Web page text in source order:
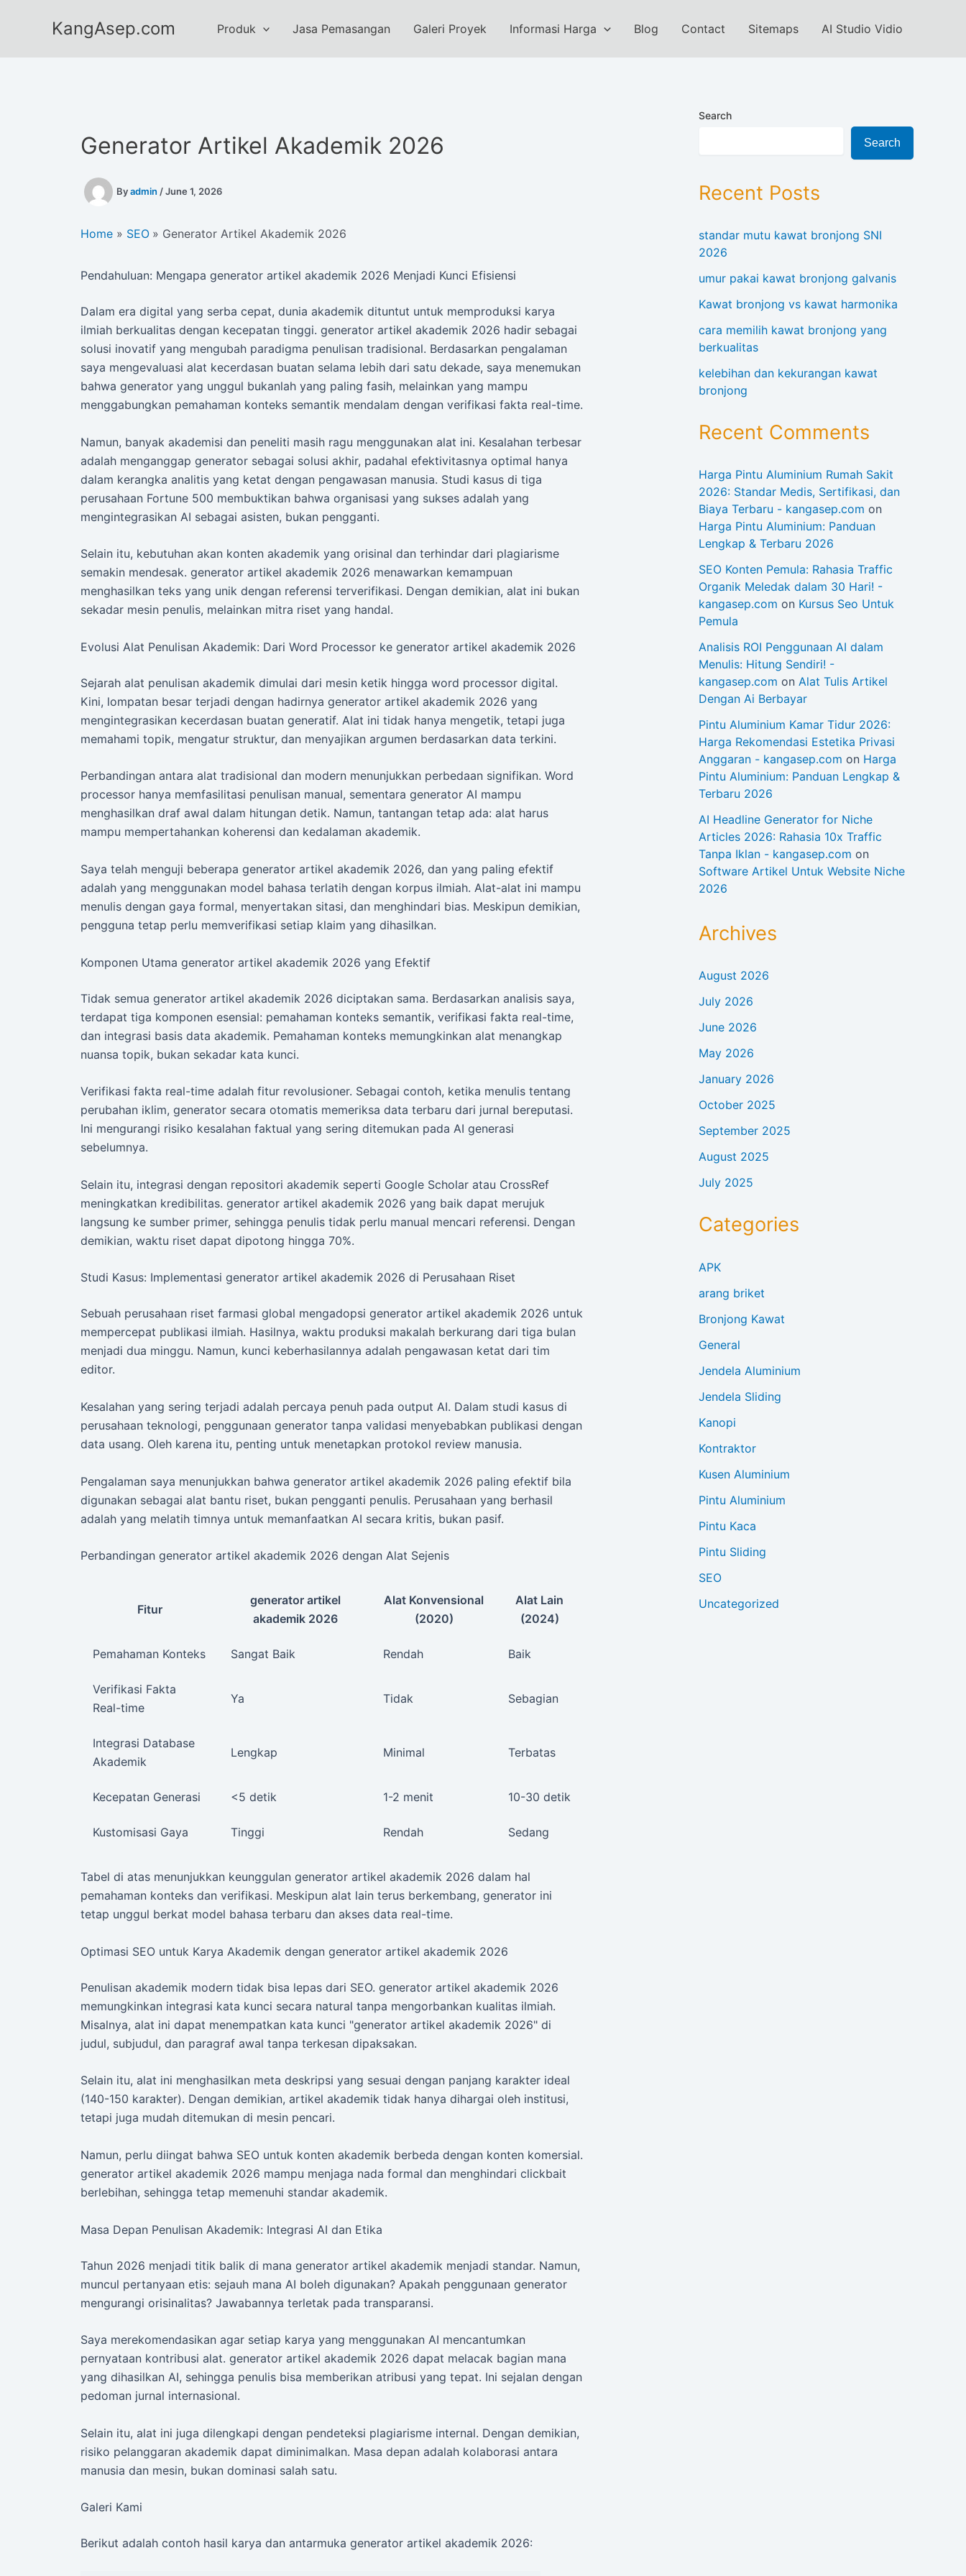
KangAsep.com Produk Jasa Pemasangan Galeri Proyek Informasi Harga Blog Contact Sitemaps AI Studio Vidio
Generator Artikel Akademik 2026
Byadmin /June 1, 2026
Home SEO Generator Artikel Akademik 2026
Pendahuluan: Mengapa generator artikel akademik 2026 Menjadi Kunci Efisiensi
Dalam era digital yang serba cepat, dunia akademik dituntut untuk memproduksi karya
ilmiah berkualitas dengan kecepatan tinggi. generator artikel akademik 2026 hadir sebagai
solusi inovatif yang mengubah paradigma penulisan tradisional. Berdasarkan pengalaman
saya mengevaluasi alat kecerdasan buatan selama lebih dari satu dekade, saya menemukan
bahwa generator yang unggul bukanlah yang paling fasih, melainkan yang mampu
menggabungkan pemahaman konteks semantik mendalam dengan verifikasi fakta real-time.
Namun, banyak akademisi dan peneliti masih ragu menggunakan alat ini. Kesalahan terbesar
adalah menganggap generator sebagai solusi akhir, padahal efektivitasnya optimal hanya
dalam kerangka analitis yang ketat dengan pengawasan manusia. Studi kasus di tiga
perusahaan Fortune 500 membuktikan bahwa organisasi yang sukses adalah yang
mengintegrasikan AI sebagai asisten, bukan pengganti.
Selain itu, kebutuhan akan konten akademik yang orisinal dan terhindar dari plagiarisme
semakin mendesak. generator artikel akademik 2026 menawarkan kemampuan
menghasilkan teks yang unik dengan referensi terverifikasi. Dengan demikian, alat ini bukan
sekadar mesin penulis, melainkan mitra riset yang handal.
Evolusi Alat Penulisan Akademik: Dari Word Processor ke generator artikel akademik 2026
Sejarah alat penulisan akademik dimulai dari mesin ketik hingga word processor digital.
Kini, lompatan besar terjadi dengan hadirnya generator artikel akademik 2026 yang
mengintegrasikan kecerdasan buatan generatif. Alat ini tidak hanya mengetik, tetapi juga
memahami topik, mengatur struktur, dan menyajikan argumen berdasarkan data terkini.
Perbandingan antara alat tradisional dan modern menunjukkan perbedaan signifikan. Word
processor hanya memfasilitasi penulisan manual, sementara generator AI mampu
menghasilkan draf awal dalam hitungan detik. Namun, tantangan tetap ada: alat harus
mampu mempertahankan koherensi dan kedalaman akademik.
Saya telah menguji beberapa generator artikel akademik 2026, dan yang paling efektif
adalah yang menggunakan model bahasa terlatih dengan korpus ilmiah. Alat-alat ini mampu
menulis dengan gaya formal, menyertakan sitasi, dan menghindari bias. Meskipun demikian,
pengguna tetap perlu memverifikasi setiap klaim yang dihasilkan.
Komponen Utama generator artikel akademik 2026 yang Efektif
Tidak semua generator artikel akademik 2026 diciptakan sama. Berdasarkan analisis saya,
terdapat tiga komponen esensial: pemahaman konteks semantik, verifikasi fakta real-time,
dan integrasi basis data akademik. Pemahaman konteks memungkinkan alat menangkap
nuansa topik, bukan sekadar kata kunci.
Verifikasi fakta real-time adalah fitur revolusioner. Sebagai contoh, ketika menulis tentang
perubahan iklim, generator secara otomatis memeriksa data terbaru dari jurnal bereputasi.
Ini mengurangi risiko kesalahan faktual yang sering ditemukan pada AI generasi
sebelumnya.
Selain itu, integrasi dengan repositori akademik seperti Google Scholar atau CrossRef
meningkatkan kredibilitas. generator artikel akademik 2026 yang baik dapat merujuk
langsung ke sumber primer, sehingga penulis tidak perlu manual mencari referensi. Dengan
demikian, waktu riset dapat dipotong hingga 70%.
Studi Kasus: Implementasi generator artikel akademik 2026 di Perusahaan Riset
Sebuah perusahaan riset farmasi global mengadopsi generator artikel akademik 2026 untuk
mempercepat publikasi ilmiah. Hasilnya, waktu produksi makalah berkurang dari tiga bulan
menjadi dua minggu. Namun, kunci keberhasilannya adalah pengawasan ketat dari tim
editor.
Kesalahan yang sering terjadi adalah percaya penuh pada output AI. Dalam studi kasus di
perusahaan teknologi, penggunaan generator tanpa validasi menyebabkan publikasi dengan
data usang. Oleh karena itu, penting untuk menetapkan protokol review manusia.
Pengalaman saya menunjukkan bahwa generator artikel akademik 2026 paling efektif bila
digunakan sebagai alat bantu riset, bukan pengganti penulis. Perusahaan yang berhasil
adalah yang melatih timnya untuk memanfaatkan AI secara kritis, bukan pasif.
Perbandingan generator artikel akademik 2026 dengan Alat Sejenis
Fitur
generator artikel
akademik 2026
Alat Konvensional
(2020)
Alat Lain
(2024)
Pemahaman Konteks Sangat Baik Rendah Baik
Verifikasi Fakta
Real-time
Ya Tidak Sebagian
Integrasi Database
Akademik
Lengkap Minimal Terbatas
Kecepatan Generasi <5 detik 1-2 menit 10-30 detik
Kustomisasi Gaya Tinggi Rendah Sedang
Tabel di atas menunjukkan keunggulan generator artikel akademik 2026 dalam hal
pemahaman konteks dan verifikasi. Meskipun alat lain terus berkembang, generator ini
tetap unggul berkat model bahasa terbaru dan akses data real-time.
Optimasi SEO untuk Karya Akademik dengan generator artikel akademik 2026
Penulisan akademik modern tidak bisa lepas dari SEO. generator artikel akademik 2026
memungkinkan integrasi kata kunci secara natural tanpa mengorbankan kualitas ilmiah.
Misalnya, alat ini dapat menempatkan kata kunci "generator artikel akademik 2026" di
judul, subjudul, dan paragraf awal tanpa terkesan dipaksakan.
Selain itu, alat ini menghasilkan meta deskripsi yang sesuai dengan panjang karakter ideal
(140-150 karakter). Dengan demikian, artikel akademik tidak hanya dihargai oleh institusi,
tetapi juga mudah ditemukan di mesin pencari.
Namun, perlu diingat bahwa SEO untuk konten akademik berbeda dengan konten komersial.
generator artikel akademik 2026 mampu menjaga nada formal dan menghindari clickbait
berlebihan, sehingga tetap memenuhi standar akademik.
Masa Depan Penulisan Akademik: Integrasi AI dan Etika
Tahun 2026 menjadi titik balik di mana generator artikel akademik menjadi standar. Namun,
muncul pertanyaan etis: sejauh mana AI boleh digunakan? Apakah penggunaan generator
mengurangi orisinalitas? Jawabannya terletak pada transparansi.
Saya merekomendasikan agar setiap karya yang menggunakan AI mencantumkan
pernyataan kontribusi alat. generator artikel akademik 2026 dapat melacak bagian mana
yang dihasilkan AI, sehingga penulis bisa memberikan atribusi yang tepat. Ini sejalan dengan
pedoman jurnal internasional.
Selain itu, alat ini juga dilengkapi dengan pendeteksi plagiarisme internal. Dengan demikian,
risiko pelanggaran akademik dapat diminimalkan. Masa depan adalah kolaborasi antara
manusia dan mesin, bukan dominasi salah satu.
Galeri Kami
Berikut adalah contoh hasil karya dan antarmuka generator artikel akademik 2026:
Search
Search
Recent Posts
standar mutu kawat bronjong SNI
2026
umur pakai kawat bronjong galvanis
Kawat bronjong vs kawat harmonika
cara memilih kawat bronjong yang
berkualitas
kelebihan dan kekurangan kawat
bronjong
Recent Comments
Harga Pintu Aluminium Rumah Sakit
2026: Standar Medis, Sertifikasi, dan
Biaya Terbaru - kangasep.com on
Harga Pintu Aluminium: Panduan
Lengkap & Terbaru 2026
SEO Konten Pemula: Rahasia Traffic
Organik Meledak dalam 30 Hari! -
kangasep.com on Kursus Seo Untuk
Pemula
Analisis ROI Penggunaan AI dalam
Menulis: Hitung Sendiri! -
kangasep.com on Alat Tulis Artikel
Dengan Ai Berbayar
Pintu Aluminium Kamar Tidur 2026:
Harga Rekomendasi Estetika Privasi
Anggaran - kangasep.com on Harga
Pintu Aluminium: Panduan Lengkap &
Terbaru 2026
AI Headline Generator for Niche
Articles 2026: Rahasia 10x Traffic
Tanpa Iklan - kangasep.com on
Software Artikel Untuk Website Niche
2026
Archives
August 2026
July 2026
June 2026
May 2026
January 2026
October 2025
September 2025
August 2025
July 2025
Categories
APK
arang briket
Bronjong Kawat
General
Jendela Aluminium
Jendela Sliding
Kanopi
Kontraktor
Kusen Aluminium
Pintu Aluminium
Pintu Kaca
Pintu Sliding
SEO
Uncategorized